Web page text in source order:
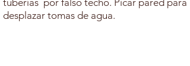
desplazar tomas de agua.